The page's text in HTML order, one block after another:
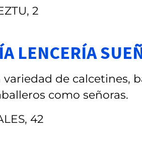
2
LENCERÍA
de calcetines,
como señoras.
42